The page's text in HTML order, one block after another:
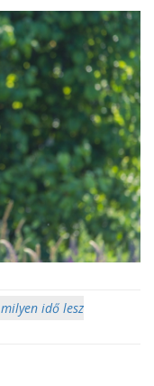
milyen idő lesz